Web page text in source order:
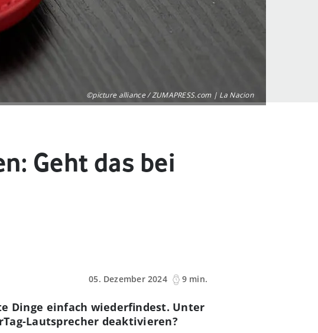
©picture alliance / ZUMAPRESS.com | La Nacion
Geht das bei
05. Dezember 2024
9 min.
Dinge einfach wiederfindest. Unter
Lautsprecher deaktivieren?